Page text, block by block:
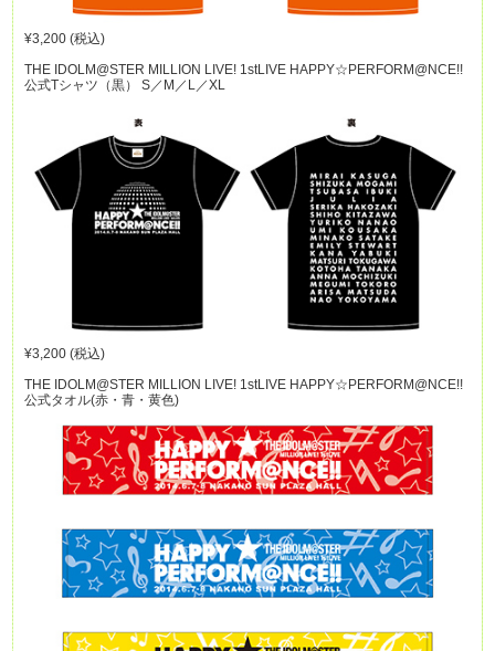
¥3,200 (税込)
THE IDOLM@STER MILLION LIVE! 1stLIVE HAPPY☆PERFORM@NCE!!
公式Tシャツ（黒） S／M／L／XL
¥3,200 (税込)
THE IDOLM@STER MILLION LIVE! 1stLIVE HAPPY☆PERFORM@NCE!!
公式タオル(赤・青・黄色)